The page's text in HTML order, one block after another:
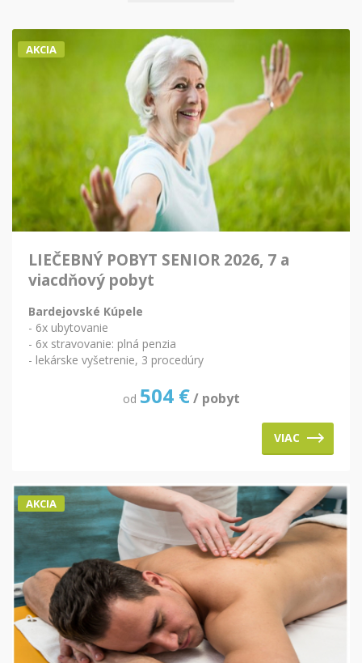
AKCIA
LIEČEBNÝ POBYT SENIOR 2026, 7 a
viacdňový pobyt
Bardejovské Kúpele
- 6x ubytovanie
- 6x stravovanie: plná penzia
- lekárske vyšetrenie, 3 procedúry
od 504 € / pobyt
VIAC
AKCIA